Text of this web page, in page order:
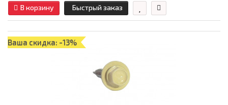
В корзину Быстрый заказ
Ваша скидка: -13%